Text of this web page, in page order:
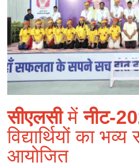
सीएलसीमेंनीट-
विद्यार्थियों का
आयोजित